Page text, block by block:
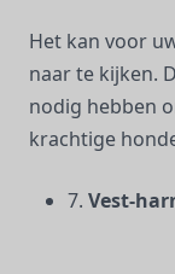
Het kan voor
naar te kijken.
nodig hebben
krachtige
7. Vest-